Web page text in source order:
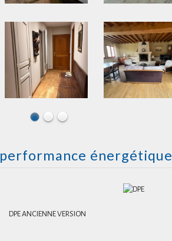
performance énergétique
DPE ANCIENNE VERSION